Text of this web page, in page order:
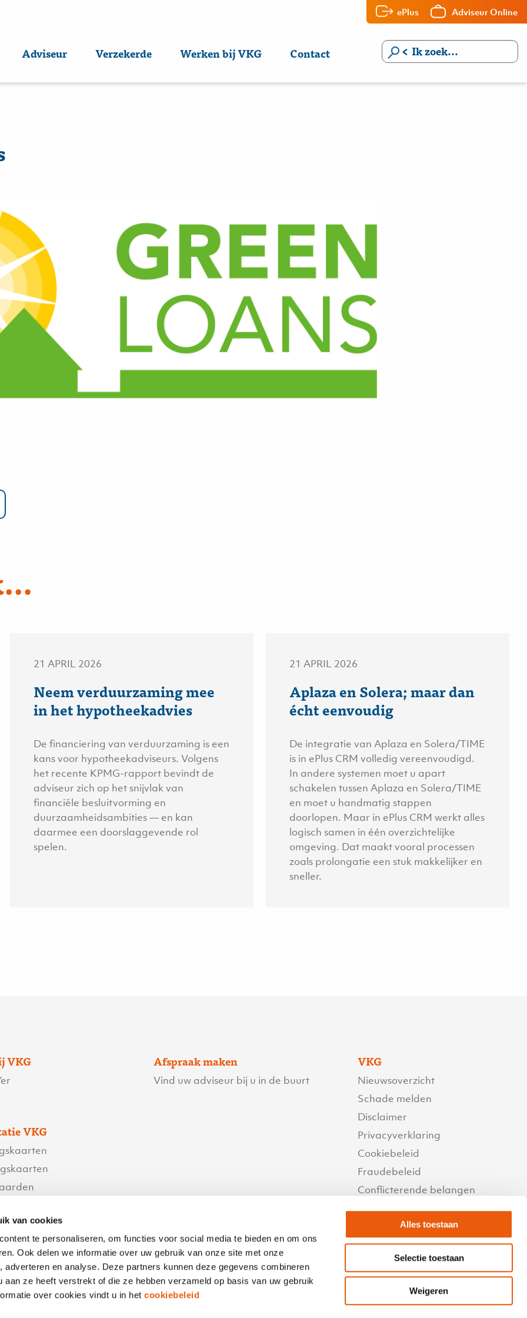
van cookies
te personaliseren, om functies voor social media te bieden en om ons
Ook delen we informatie over uw gebruik van onze site met onze
adverteren en analyse. Deze partners kunnen deze gegevens combineren
aan ze heeft verstrekt of die ze hebben verzameld op basis van uw gebruik
over cookies vindt u in hetcookiebeleid
Alles toestaan
Selectie toestaan
Weigeren
Adviseur Verzekerde Werken bij VKG Contact
ePlus Adviseur Online
21 APRIL 2026
Neem verduurzaming mee
in het hypotheekadvies
De financiering van verduurzaming is een
kans voor hypotheekadviseurs. Volgens
het recente KPMG-rapport bevindt de
adviseur zich op het snijvlak van
financiële besluitvorming en
duurzaamheidsambities — en kan
daarmee een doorslaggevende rol
spelen.
21 APRIL 2026
Aplaza en Solera; maar dan
écht eenvoudig
De integratie van Aplaza en Solera/TIME
is in ePlus CRM volledig vereenvoudigd.
In andere systemen moet u apart
schakelen tussen Aplaza en Solera/TIME
en moet u handmatig stappen
doorlopen. Maar in ePlus CRM werkt alles
logisch samen in één overzichtelijke
omgeving. Dat maakt vooral processen
zoals prolongatie een stuk makkelijker en
sneller.
VKG
VKG
Afspraak maken
Vind uw adviseur bij u in de buurt
VKG
Nieuwsoverzicht
Schade melden
Disclaimer
Privacyverklaring
Cookiebeleid
Fraudebeleid
Conflicterende belangen
Beloningsbeleid
Reactietermijnen
Compliment of klacht
VKG Inkomen
Copyright©